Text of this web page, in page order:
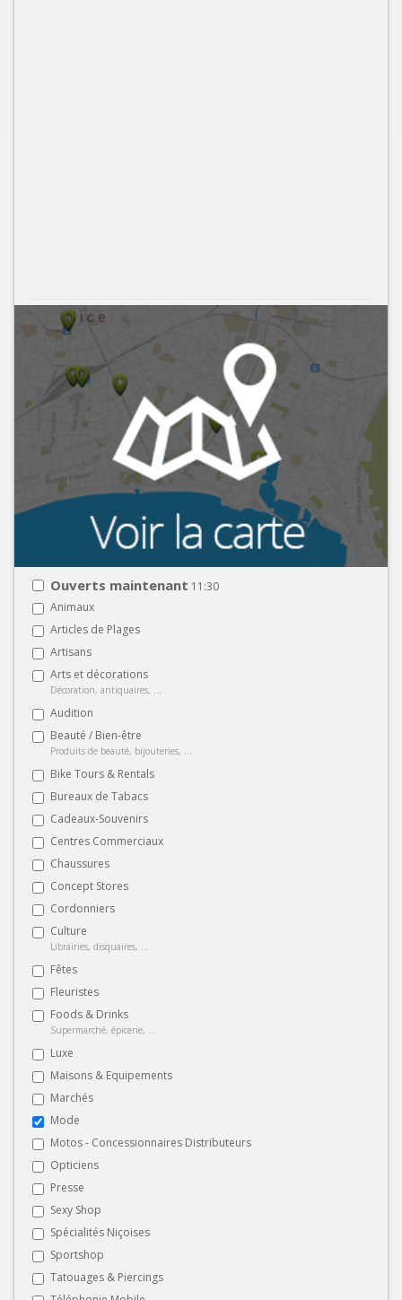
Ouverts maintenant 11:30
Animaux
Articles de Plages
Artisans
Arts et décorations
Décoration, antiquaires, ...
Audition
Beauté / Bien-être
Produits de beauté, bijouteries, ...
Bike Tours & Rentals
Bureaux de Tabacs
Cadeaux-Souvenirs
Centres Commerciaux
Chaussures
Concept Stores
Cordonniers
Culture
Librairies, disquaires, ...
Fêtes
Fleuristes
Foods & Drinks
Supermarché, épicerie, ...
Luxe
Maisons & Equipements
Marchés
Mode
Motos - Concessionnaires Distributeurs
Opticiens
Presse
Sexy Shop
Spécialités Niçoises
Sportshop
Tatouages & Piercings